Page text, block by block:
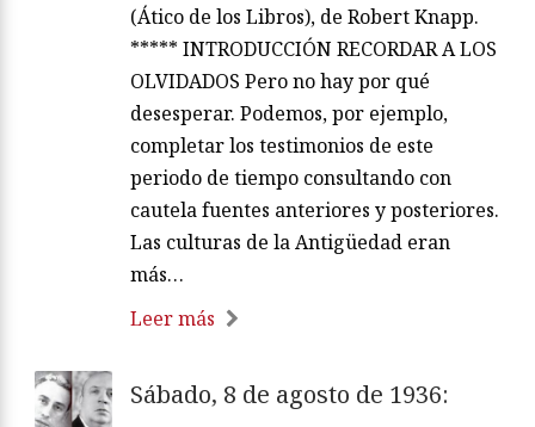
(Ático de los Libros), de Robert Knapp.
***** INTRODUCCIÓN RECORDAR A LOS
OLVIDADOS Pero no hay por qué
desesperar. Podemos, por ejemplo,
completar los testimonios de este
periodo de tiempo consultando con
cautela fuentes anteriores y posteriores.
Las culturas de la Antigüedad eran
más…
Leer más
Sábado, 8 de agosto de 1936: